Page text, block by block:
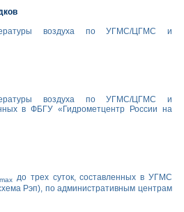
воздуха по УГМС/ЦГМС и
воздуха по УГМС/ЦГМС и
в ФБГУ «Гидрометцентр России на
max до трех суток, составленных в УГМС
Рэп), по административным центрам